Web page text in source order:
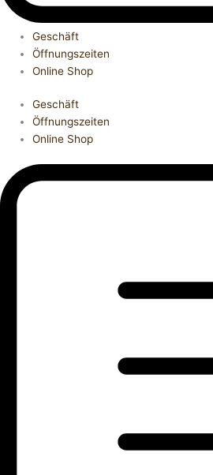
Geschäft
Öffnungszeiten
Online Shop
Geschäft
Öffnungszeiten
Online Shop